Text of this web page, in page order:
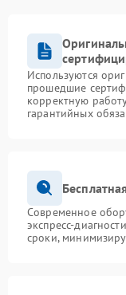
Используются
прошедшие
корректную
гарантийных
Современное
экспресс-
сроки,